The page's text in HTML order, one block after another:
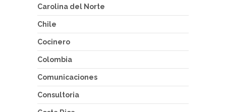
Carolina del Norte
Chile
Cocinero
Colombia
Comunicaciones
Consultoria